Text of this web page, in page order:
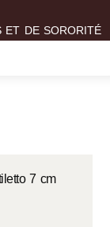
ET DE SORORITÉ
7 cm